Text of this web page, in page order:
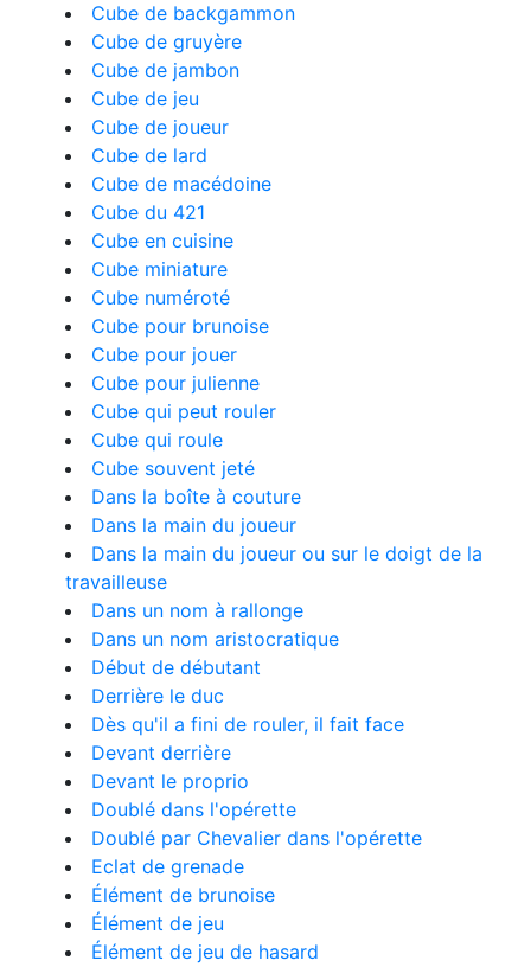
Cube de backgammon
Cube de gruyère
Cube de jambon
Cube de jeu
Cube de joueur
Cube de lard
Cube de macédoine
Cube du 421
Cube en cuisine
Cube miniature
Cube numéroté
Cube pour brunoise
Cube pour jouer
Cube pour julienne
Cube qui peut rouler
Cube qui roule
Cube souvent jeté
Dans la boîte à couture
Dans la main du joueur
Dans la main du joueur ou sur le doigt de la
travailleuse
Dans un nom à rallonge
Dans un nom aristocratique
Début de débutant
Derrière le duc
Dès qu'il a fini de rouler, il fait face
Devant derrière
Devant le proprio
Doublé dans l'opérette
Doublé par Chevalier dans l'opérette
Eclat de grenade
Élément de brunoise
Élément de jeu
Élément de jeu de hasard